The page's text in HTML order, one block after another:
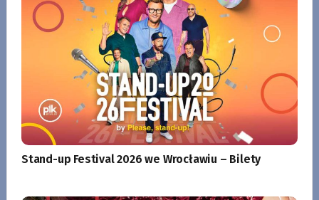
Stand-up Festival 2026 we Wrocławiu – Bilety